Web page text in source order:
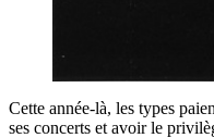
Cette année-là, les types
ses concerts et avoir le